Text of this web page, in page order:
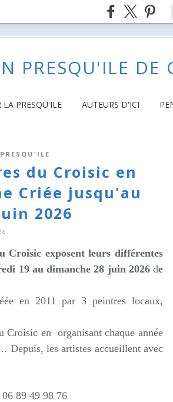
PRESQU'ILE DE
LA PRESQU'ILE AUTEURS D'ICI
du Croisic en
Criée jusqu'au
2026
Croisic exposent leurs différentes
19 au dimanche 28 juin 2026 de
en 2011 par 3 peintres locaux,
Croisic en organisant chaque année
Depuis, les artistes accueillent avec
89 49 98 76